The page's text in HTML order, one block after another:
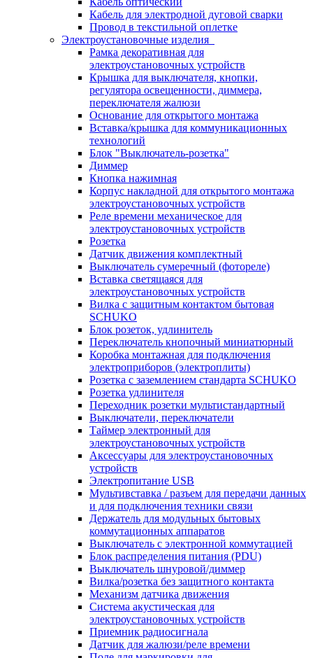
Кабель для электродной дуговой сварки
Провод в текстильной оплетке
Электроустановочные изделия
Рамка декоративная для
электроустановочных устройств
Крышка для выключателя, кнопки,
регулятора освещенности, диммера,
переключателя жалюзи
Основание для открытого монтажа
Вставка/крышка для коммуникационных
технологий
Блок "Выключатель-розетка"
Диммер
Кнопка нажимная
Корпус накладной для открытого монтажа
электроустановочных устройств
Реле времени механическое для
электроустановочных устройств
Розетка
Датчик движения комплектный
Выключатель сумеречный (фотореле)
Вставка светящаяся для
электроустановочных устройств
Вилка с защитным контактом бытовая
SCHUKO
Блок розеток, удлинитель
Переключатель кнопочный миниатюрный
Коробка монтажная для подключения
электроприборов (электроплиты)
Розетка с заземлением стандарта SCHUKO
Розетка удлинителя
Переходник розетки мультистандартный
Выключатели, переключатели
Таймер электронный для
электроустановочных устройств
Аксессуары для электроустановочных
устройств
Электропитание USB
Мультивставка / разъем для передачи данных
и для подключения техники связи
Держатель для модульных бытовых
коммутационных аппаратов
Выключатель с электронной коммутацией
Блок распределения питания (PDU)
Выключатель шнуровой/диммер
Вилка/розетка без защитного контакта
Механизм датчика движения
Система акустическая для
электроустановочных устройств
Приемник радиосигнала
Датчик для жалюзи/реле времени